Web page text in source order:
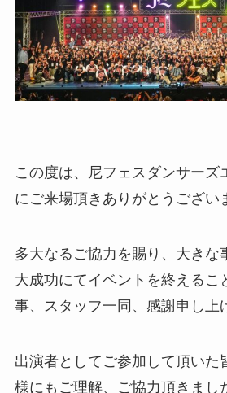
この度は、尼フェスダンサーズ
にご来場頂きありがとうござい
多大なるご協力を賜り、大きな
大成功にてイベントを終えるこ
事、スタッフ一同、感謝申し上
出演者としてご参加して頂いた
様にもご理解、ご協力頂きまし